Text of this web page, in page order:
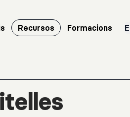
Recursos Formacions